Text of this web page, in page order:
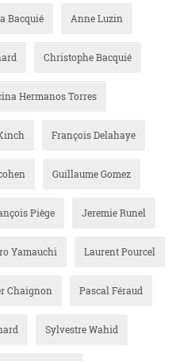
Bacquié Anne Luzin
Christophe Bacquié
Hermanos Torres
François Delahaye
Guillaume Gomez
Piège Jeremie Runel
Yamauchi Laurent Pourcel
Chaignon Pascal Féraud
Sylvestre Wahid